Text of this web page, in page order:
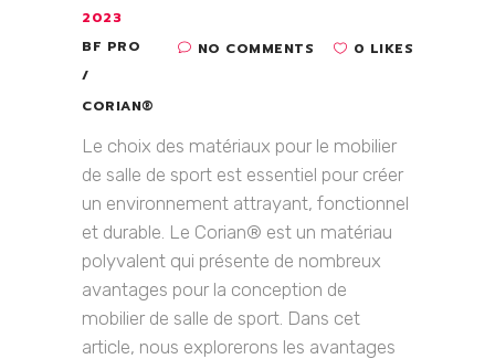
2023
BF PRO
CORIAN®
NO COMMENTS 0 LIKES
Le choix des matériaux pour le mobilier
de salle de sport est essentiel pour créer
un environnement attrayant, fonctionnel
et durable. Le Corian® est un matériau
polyvalent qui présente de nombreux
avantages pour la conception de
mobilier de salle de sport. Dans cet
article, nous explorerons les avantages